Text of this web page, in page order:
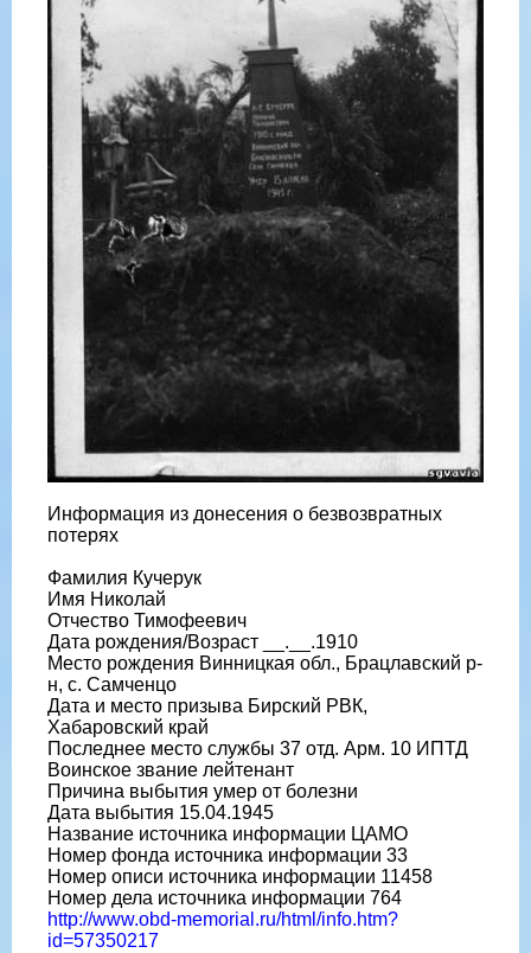
Информация из донесения о безвозвратных
потерях
Фамилия Кучерук
Имя Николай
Отчество Тимофеевич
Дата рождения/Возраст __.__.1910
Место рождения Винницкая обл., Брацлавский р-
н, с. Самченцо
Дата и место призыва Бирский РВК,
Хабаровский край
Последнее место службы 37 отд. Арм. 10 ИПТД
Воинское звание лейтенант
Причина выбытия умер от болезни
Дата выбытия 15.04.1945
Название источника информации ЦАМО
Номер фонда источника информации 33
Номер описи источника информации 11458
Номер дела источника информации 764
http://www.obd-memorial.ru/html/info.htm?
id=57350217